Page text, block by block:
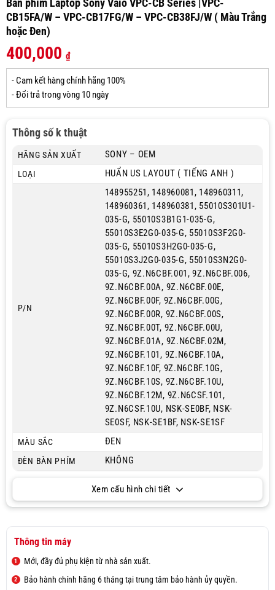
Bàn phím Laptop Sony Vaio VPC-CB Series |VPC-
CB15FA/W – VPC-CB17FG/W – VPC-CB38FJ/W ( Màu Trắng
hoặc Đen)
400,000 ₫
- Cam kết hàng chính hãng 100%
- Đổi trả trong vòng 10 ngày
Thông số k thuật
HÃNG SẢN XUẤT SONY – OEM
LOẠI HUẨN US LAYOUT ( TIẾNG ANH )
P/N
148955251, 148960081, 148960311,
148960361, 148960381, 55010S301U1-
035-G, 55010S3B1G1-035-G,
55010S3E2G0-035-G, 55010S3F2G0-
035-G, 55010S3H2G0-035-G,
55010S3J2G0-035-G, 55010S3N2G0-
035-G, 9Z.N6CBF.001, 9Z.N6CBF.006,
9Z.N6CBF.00A, 9Z.N6CBF.00E,
9Z.N6CBF.00F, 9Z.N6CBF.00G,
9Z.N6CBF.00R, 9Z.N6CBF.00S,
9Z.N6CBF.00T, 9Z.N6CBF.00U,
9Z.N6CBF.01A, 9Z.N6CBF.02M,
9Z.N6CBF.101, 9Z.N6CBF.10A,
9Z.N6CBF.10F, 9Z.N6CBF.10G,
9Z.N6CBF.10S, 9Z.N6CBF.10U,
9Z.N6CBF.12M, 9Z.N6CSF.101,
9Z.N6CSF.10U, NSK-SE0BF, NSK-
SE0SF, NSK-SE1BF, NSK-SE1SF
MÀU SẮC ĐEN
ĐÈN BÀN PHÍM KHÔNG
Xem cấu hình chi tiết
Thông tin máy
Mới, đầy đủ phụ kiện từ nhà sản xuất.
Bảo hành chính hãng 6 tháng tại trung tâm bảo hành ủy quyền.